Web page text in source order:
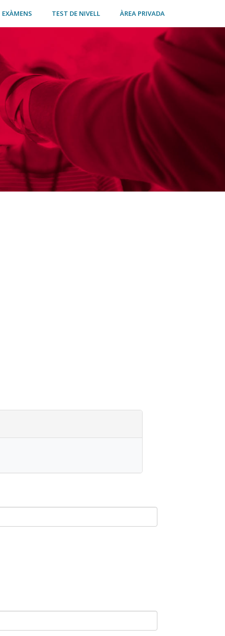
EXÀMENS TEST DE NIVELL ÀREA PRIVADA